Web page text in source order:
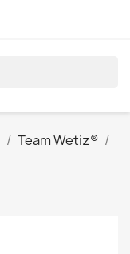
Team Wetiz®